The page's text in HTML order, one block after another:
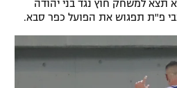
תצא למשחק חוץ נגד בני יהודה
פ"ת תפגוש את הפועל כפר סבא.